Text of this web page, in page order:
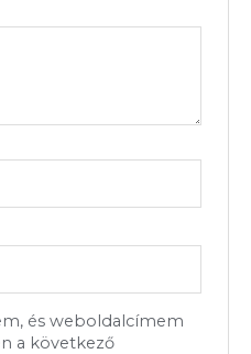
és weboldalcímem
a következő